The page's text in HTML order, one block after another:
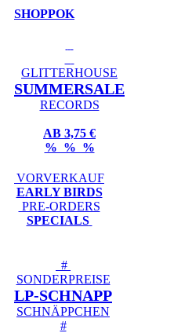
SHOPPOK
GLITTERHOUSE
SUMMERSALE
RECORDS
AB 3,75 €
% % %
VORVERKAUF
EARLY BIRDS
PRE-ORDERS
SPECIALS
#
SONDERPREISE
LP-SCHNAPP
SCHNÄPPCHEN
#